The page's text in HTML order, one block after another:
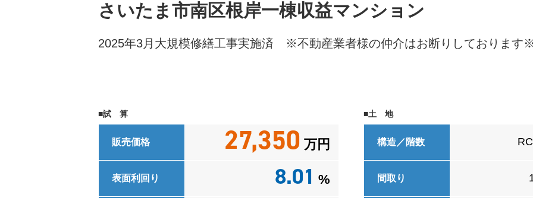
さいたま市南区根岸一棟収益マンション
2025年3月大規模修繕工事実施済 ※不動産業者様の仲介はお断りしております※
■試 算
販売価格 27,350 万円
表面利回り 8.01 %
■土 地
構造／階数
間取り